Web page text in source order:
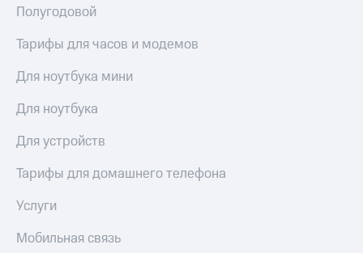
Полугодовой
Тарифы для часов и модемов
Для ноутбука мини
Для ноутбука
Для устройств
Тарифы для домашнего телефона
Услуги
Мобильная связь